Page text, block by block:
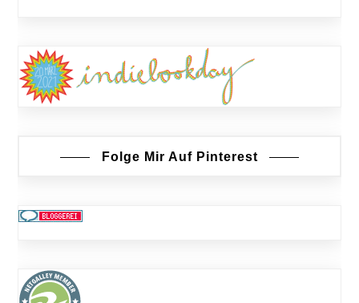
Folge Mir Auf Pinterest